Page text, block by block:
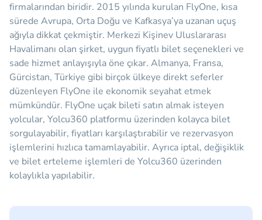
firmalarından biridir. 2015 yılında kurulan FlyOne, kısa
sürede Avrupa, Orta Doğu ve Kafkasya’ya uzanan uçuş
ağıyla dikkat çekmiştir. Merkezi Kişinev Uluslararası
Havalimanı olan şirket, uygun fiyatlı bilet seçenekleri ve
sade hizmet anlayışıyla öne çıkar. Almanya, Fransa,
Gürcistan, Türkiye gibi birçok ülkeye direkt seferler
düzenleyen FlyOne ile ekonomik seyahat etmek
mümkündür. FlyOne uçak bileti satın almak isteyen
yolcular, Yolcu360 platformu üzerinden kolayca bilet
sorgulayabilir, fiyatları karşılaştırabilir ve rezervasyon
işlemlerini hızlıca tamamlayabilir. Ayrıca iptal, değişiklik
ve bilet erteleme işlemleri de Yolcu360 üzerinden
kolaylıkla yapılabilir.